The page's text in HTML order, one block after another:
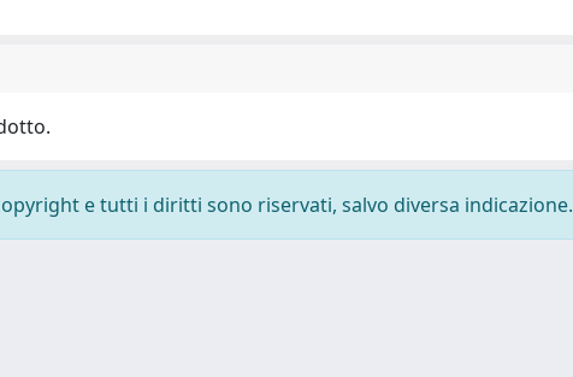
e tutti i diritti sono riservati, salvo diversa indicazione.